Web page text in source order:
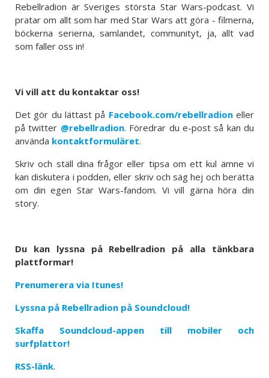
Rebellradion är Sveriges största Star Wars-podcast. Vi
pratar om allt som har med Star Wars att göra - filmerna,
böckerna serierna, samlandet, communityt, ja, allt vad
som faller oss in!
Vi vill att du kontaktar oss!
Det gör du lättast på Facebook.com/rebellradioneller
på twitter @rebellradion. Föredrar du e-post så kan du
använda kontaktformuläret.
Skriv och ställ dina frågor eller tipsa om ett kul ämne vi
kan diskutera i podden, eller skriv och säg hej och berätta
om din egen Star Wars-fandom. Vi vill gärna höra din
story.
Du kan lyssna på Rebellradion på alla tänkbara
plattformar!
Prenumerera via Itunes!
Lyssna på Rebellradion på Soundcloud!
Skaffa Soundcloud-appen till mobiler och
surfplattor!
RSS-länk.